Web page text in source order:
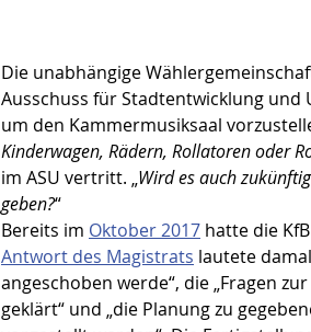
Die unabhängige
Ausschuss für Stadtentwicklung und
um den Kammermusiksaal
Kinderwagen, Rädern, Rollatoren oder
im ASU vertritt. „Wird es auch
geben?“
Bereits im Oktober 2017 hatte die
Antwort des Magistrats lautete
angeschoben werde“, die „Fragen
geklärt“ und „die Planung zu